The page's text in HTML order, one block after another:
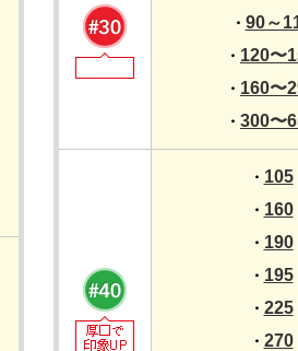
・ 90～
・ 120〜
・ 160〜
・ 300〜
・ 105
・ 160
・ 190
・ 195
・ 225
・ 270